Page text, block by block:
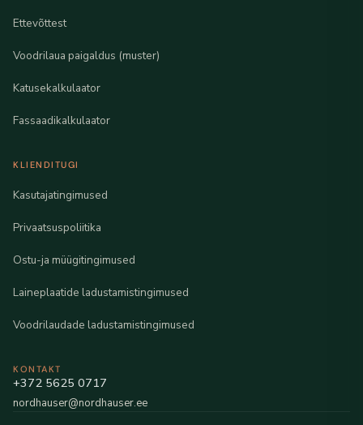
Ettevõttest
Voodrilaua paigaldus (muster)
Katusekalkulaator
Fassaadikalkulaator
KLIENDITUGI
Kasutajatingimused
Privaatsuspoliitika
Ostu-ja müügitingimused
Laineplaatide ladustamistingimused
Voodrilaudade ladustamistingimused
KONTAKT
+372 5625 0717
nordhauser@nordhauser.ee